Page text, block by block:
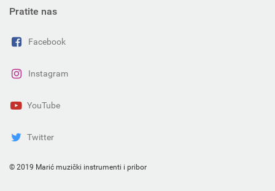
Pratite nas
Facebook
Instagram
YouTube
Twitter
© 2019 Marić muzički instrumenti i pribor